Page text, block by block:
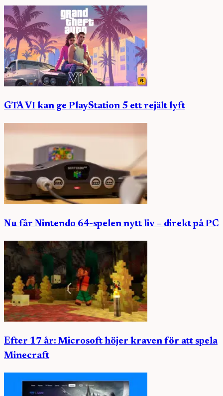
GTA VI kan ge PlayStation 5 ett rejält lyft
Nu får Nintendo 64-spelen nytt liv – direkt på PC
Efter 17 år: Microsoft höjer kraven för att spela
Minecraft